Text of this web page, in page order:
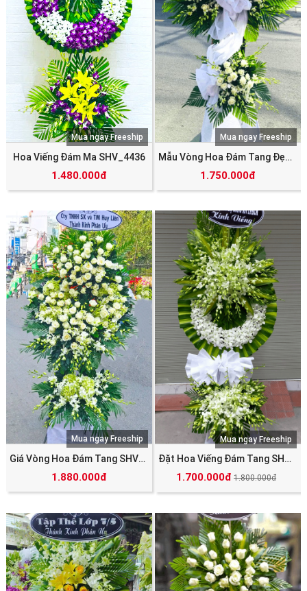
Hoa Viếng Đám Ma SHV_4436
1.480.000đ
Mua ngay Freeship
Mẫu Vòng Hoa Đám Tang Đẹp SHV_4434
1.750.000đ
Mua ngay Freeship
Giá Vòng Hoa Đám Tang SHV_4440
1.880.000đ
Mua ngay Freeship
Đặt Hoa Viếng Đám Tang SHV_4476
1.700.000đ 1.800.000đ
Mua ngay Freeship